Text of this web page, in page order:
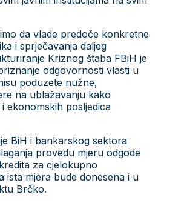
da vlade predoče konkretne
i sprječavanja daljeg
Kriznog štaba FBiH je
odgovornosti vlasti u
poduzete nužne,
na ublažavanju kako
ekonomskih posljedica
BiH i bankarskog sektora
provedu mjeru odgode
za cjelokupno
ista mjera bude donesena i u
Brčko.